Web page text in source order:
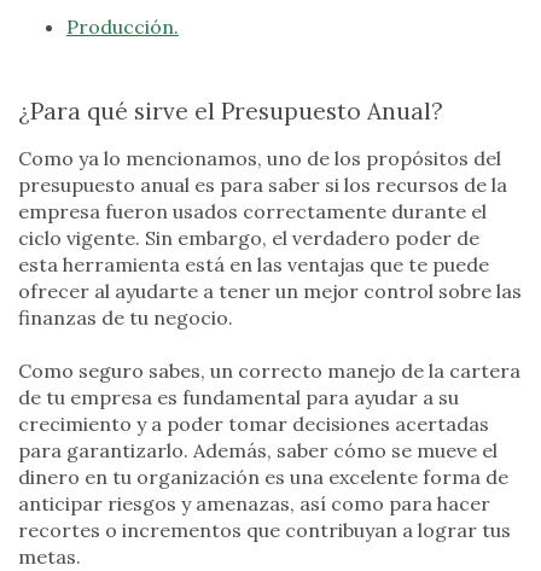
Producción.
¿Para qué sirve el Presupuesto Anual?
Como ya lo mencionamos, uno de los propósitos del
presupuesto anual es para saber si los recursos de la
empresa fueron usados correctamente durante el
ciclo vigente. Sin embargo, el verdadero poder de
esta herramienta está en las ventajas que te puede
ofrecer al ayudarte a tener un mejor control sobre las
finanzas de tu negocio.
Como seguro sabes, un correcto manejo de la cartera
de tu empresa es fundamental para ayudar a su
crecimiento y a poder tomar decisiones acertadas
para garantizarlo. Además, saber cómo se mueve el
dinero en tu organización es una excelente forma de
anticipar riesgos y amenazas, así como para hacer
recortes o incrementos que contribuyan a lograr tus
metas.